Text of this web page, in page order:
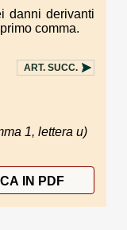
danni derivanti
comma.
ART. SUCC.
1, lettera u)
IN PDF